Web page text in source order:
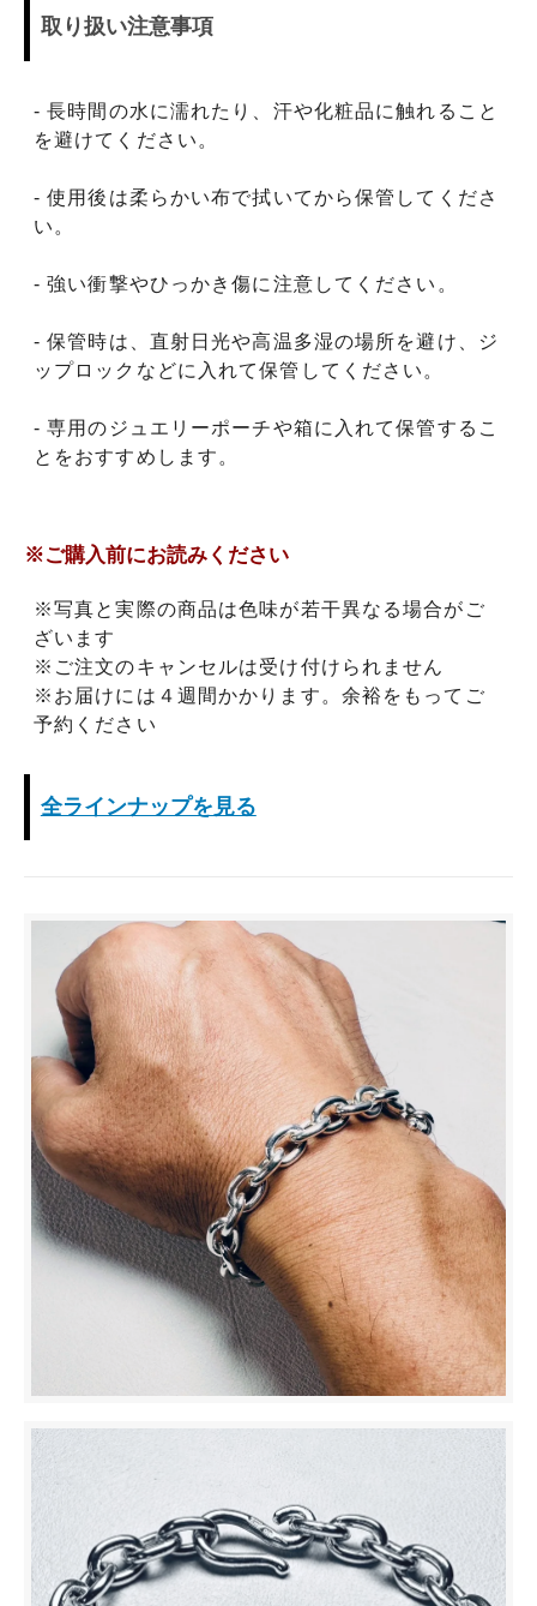
取り扱い注意事項
- 長時間の水に濡れたり、汗や化粧品に触れること
を避けてください。
- 使用後は柔らかい布で拭いてから保管してくださ
い。
- 強い衝撃やひっかき傷に注意してください。
- 保管時は、直射日光や高温多湿の場所を避け、ジ
ップロックなどに入れて保管してください。
- 専用のジュエリーポーチや箱に入れて保管するこ
とをおすすめします。
※ご購入前にお読みください
※写真と実際の商品は色味が若干異なる場合がご
ざいます
※ご注文のキャンセルは受け付けられません
※お届けには４週間かかります。余裕をもってご
予約ください
全ラインナップを見る